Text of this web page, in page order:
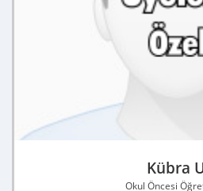
Kübra
Okul Öncesi